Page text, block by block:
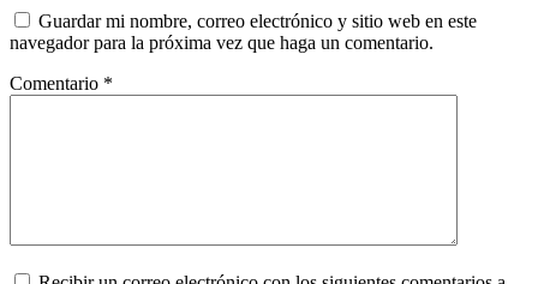
Guardar mi nombre, correo electrónico y sitio web en este
navegador para la próxima vez que haga un comentario.
Comentario *